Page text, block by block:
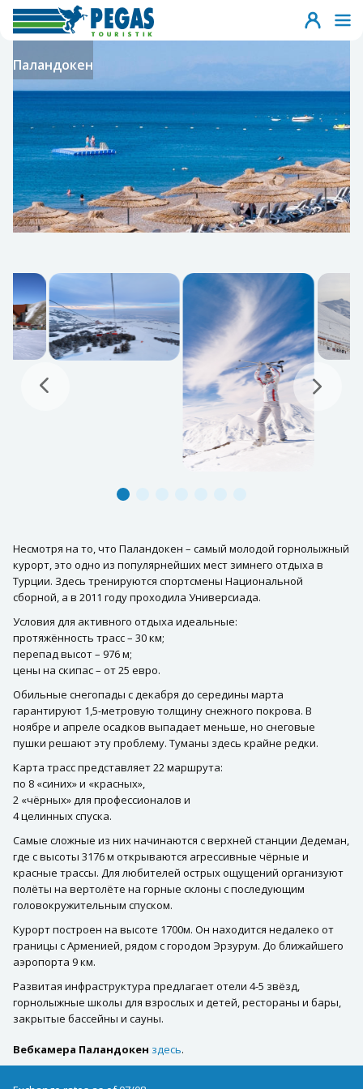
Паландокен
Несмотря на то, что Паландокен – самый молодой горнолыжный
курорт, это одно из популярнейших мест зимнего отдыха в
Турции. Здесь тренируются спортсмены Национальной
сборной, а в 2011 году проходила Универсиада.
Условия для активного отдыха идеальные:
протяжённость трасс – 30 км;
перепад высот – 976 м;
цены на скипас – от 25 евро.
Обильные снегопады с декабря до середины марта
гарантируют 1,5-метровую толщину снежного покрова. В
ноябре и апреле осадков выпадает меньше, но снеговые
пушки решают эту проблему. Туманы здесь крайне редки.
Карта трасс представляет 22 маршрута:
по 8 «синих» и «красных»,
2 «чёрных» для профессионалов и
4 целинных спуска.
Самые сложные из них начинаются с верхней станции Дедеман,
где с высоты 3176 м открываются агрессивные чёрные и
красные трассы. Для любителей острых ощущений организуют
полёты на вертолёте на горные склоны с последующим
головокружительным спуском.
Курорт построен на высоте 1700м. Он находится недалеко от
границы с Арменией, рядом с городом Эрзурум. До ближайшего
аэропорта 9 км.
Развитая инфраструктура предлагает отели 4-5 звёзд,
горнолыжные школы для взрослых и детей, рестораны и бары,
закрытые бассейны и сауны.
Вебкамера Паландокен здесь.